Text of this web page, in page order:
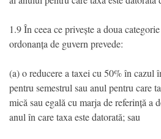
1.9 În ceea ce privește a doua
ordonanța de guvern prevede:
(a) o reducere a taxei cu 50% în cazul
pentru semestrul sau anul pentru care
mică sau egală cu marja de referință a
anul în care taxa este datorată; sau